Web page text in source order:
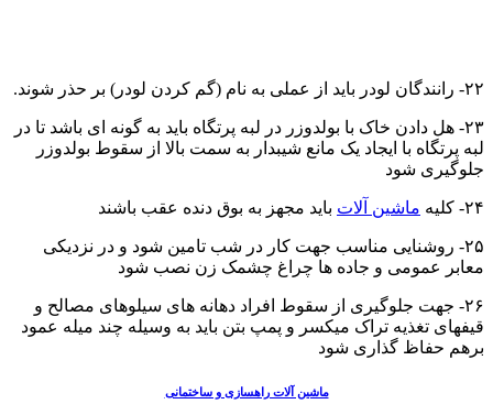
۲۲- رانندگان لودر باید از عملی به نام (گم کردن لودر) بر حذر شوند.
۲۳- هل دادن خاک با بولدوزر در لبه پرتگاه باید به گونه ای باشد تا در
لبه پرتگاه با ایجاد یک مانع شیبدار به سمت بالا از سقوط بولدوزر
جلوگیری شود
۲۴- کلیه ماشین آلات باید مجهز به بوق دنده عقب باشند
۲۵- روشنایی مناسب جهت کار در شب تامین شود و در نزدیکی
معابر عمومی و جاده ها چراغ چشمک زن نصب شود
۲۶- جهت جلوگیری از سقوط افراد دهانه های سیلوهای مصالح و
قیفهای تغذیه تراک میکسر و پمپ بتن باید به وسیله چند میله عمود
برهم حفاظ گذاری شود
ماشین آلات راهسازی و ساختمانی